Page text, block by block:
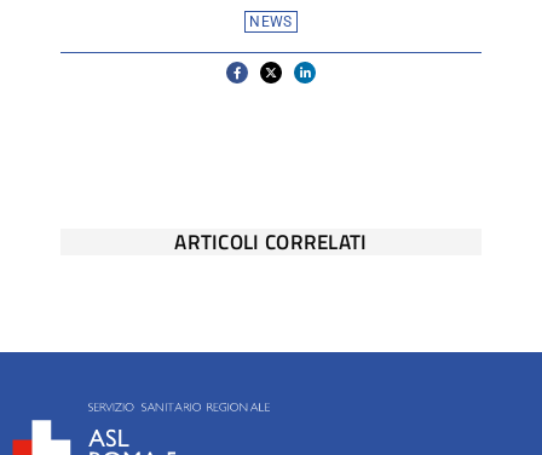
NEWS
ARTICOLI CORRELATI